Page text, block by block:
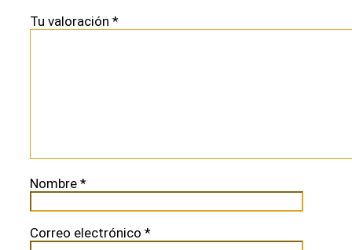
Tu valoración *
Nombre *
Correo electrónico *